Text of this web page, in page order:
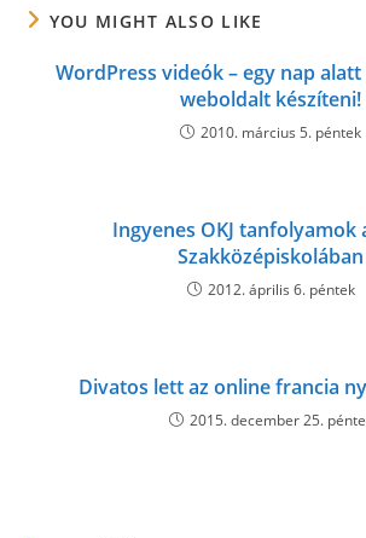
YOU MIGHT ALSO LIKE
WordPress videók – egy nap
weboldalt készíteni!
2010. március 5. péntek
Ingyenes OKJ tanfolyamok
Szakközépiskolában
2012. április 6. péntek
Divatos lett az online francia
2015. december 25.